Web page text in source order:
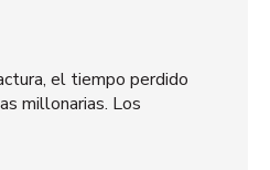
el tiempo perdido
millonarias. Los